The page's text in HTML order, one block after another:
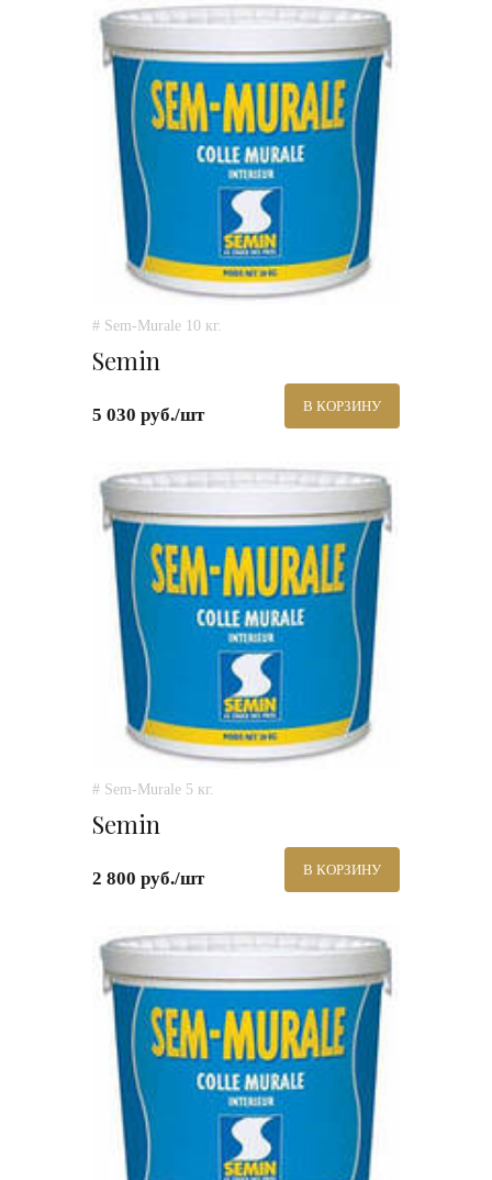
# Sem-Murale 10 кг.
Semin
5 030 руб./шт В КОРЗИНУ
# Sem-Murale 5 кг.
Semin
2 800 руб./шт В КОРЗИНУ